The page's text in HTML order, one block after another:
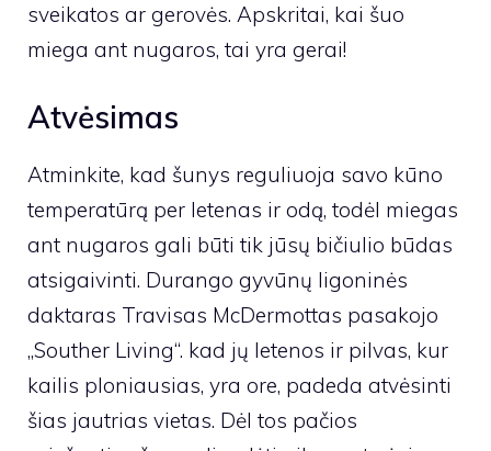
sveikatos ar gerovės. Apskritai, kai šuo
miega ant nugaros, tai yra gerai!
Atvėsimas
Atminkite, kad šunys reguliuoja savo kūno
temperatūrą per letenas ir odą, todėl miegas
ant nugaros gali būti tik jūsų bičiulio būdas
atsigaivinti. Durango gyvūnų ligoninės
daktaras Travisas McDermottas pasakojo
„Souther Living“. kad jų letenos ir pilvas, kur
kailis ploniausias, yra ore, padeda atvėsinti
šias jautrias vietas. Dėl tos pačios